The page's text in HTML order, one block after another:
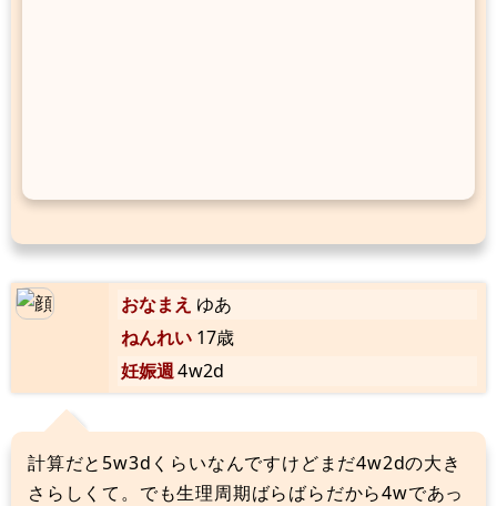
おなまえ ゆあ
ねんれい 17歳
妊娠週4w2d
計算だと5w3dくらいなんですけどまだ4w2dの大き
さらしくて。でも生理周期ばらばらだから4wであっ